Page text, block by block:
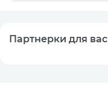
Партнерки для вас